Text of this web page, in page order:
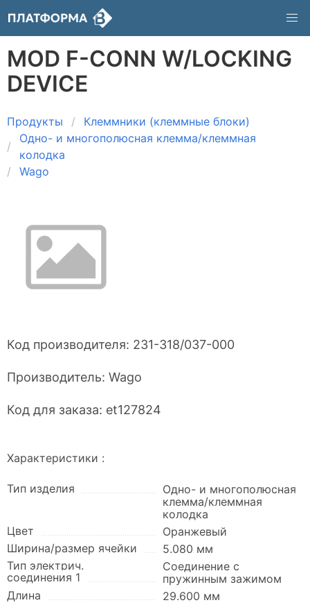
MOD F-CONN W/LOCKING
DEVICE
Продукты
Клеммники (клеммные блоки)
Одно- и многополюсная клемма/клеммная
колодка
Wago
Код производителя: 231-318/037-000
Производитель: Wago
Код для заказа: et127824
Характеристики :
Тип изделия
Одно- и многополюсная
клемма/клеммная
колодка
Цвет
Оранжевый
Ширина/размер ячейки
5.080 мм
Тип электрич.
соединения 1
Соединение с
пружинным зажимом
Длина
29.600 мм